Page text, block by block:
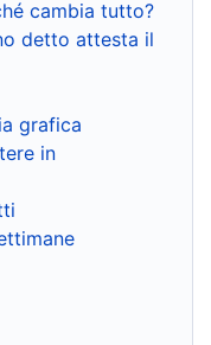
cambia tutto?
detto attesta il
grafica
in